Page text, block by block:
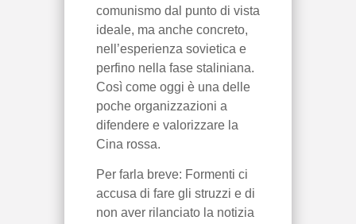
comunismo dal punto di vista
ideale, ma anche concreto,
nell’esperienza sovietica e
perfino nella fase staliniana.
Così come oggi è una delle
poche organizzazioni a
difendere e valorizzare la
Cina rossa.
Per farla breve: Formenti ci
accusa di fare gli struzzi e di
non aver rilanciato la notizia